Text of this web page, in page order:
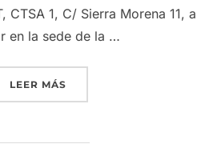
CTSA 1, C/ Sierra Morena 11, a
en la sede de la …
LEER MÁS«GRUPO INTERÓLEO